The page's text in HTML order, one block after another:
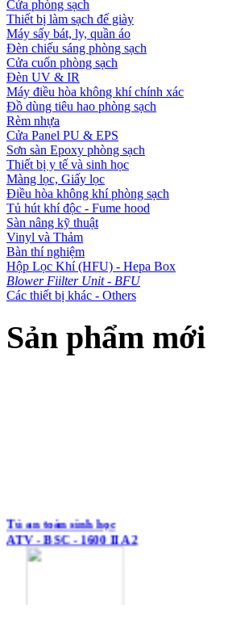
Cửa phòng sạch
Thiết bị làm sạch đế giày
Máy sấy bát, ly, quần áo
Đèn chiếu sáng phòng sạch
Cửa cuốn phòng sạch
Đèn UV & IR
Máy điều hòa không khí chính xác
Đồ dùng tiêu hao phòng sạch
Rèm nhựa
Cửa Panel PU & EPS
Sơn sàn Epoxy phòng sạch
Thiết bị y tế và sinh học
Màng lọc, Giấy lọc
Điều hòa không khí phòng sạch
Tủ hút khí độc - Fume hood
Sàn nâng kỹ thuật
Vinyl và Thảm
Bàn thí nghiệm
Hộp Lọc Khí (HFU) - Hepa Box
Blower Fiilter Unit - BFU
Các thiết bị khác - Others
Sản phẩm mới
Tủ an toàn sinh học
ATV - BSC - 1600 II A2